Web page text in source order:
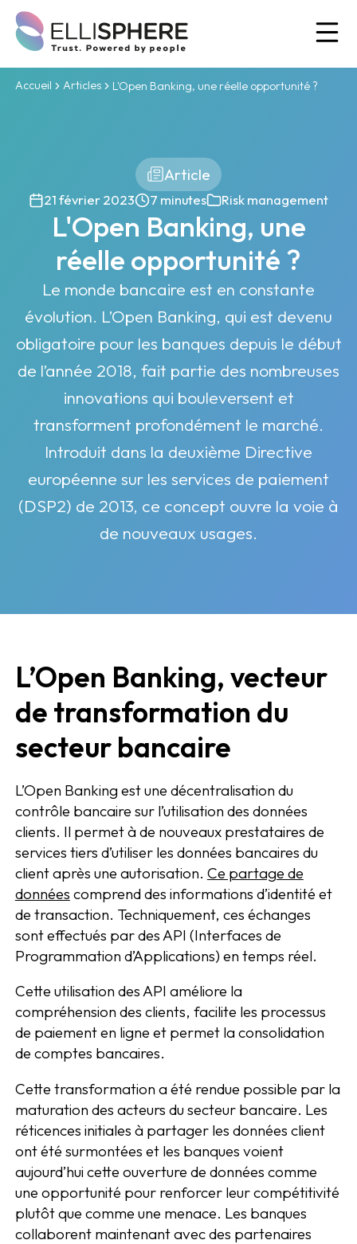
Accueil Articles L'Open Banking, une réelle opportunité ?
Article
21 février 2023 7 minutes Risk management
L'Open Banking, une
réelle opportunité ?
Le monde bancaire est en constante
évolution. L’Open Banking, qui est devenu
obligatoire pour les banques depuis le début
de l’année 2018, fait partie des nombreuses
innovations qui bouleversent et
transforment profondément le marché.
Introduit dans la deuxième Directive
européenne sur les services de paiement
(DSP2) de 2013, ce concept ouvre la voie à
de nouveaux usages.
L’Open Banking, vecteur
de transformation du
secteur bancaire
L’Open Banking est une décentralisation du
contrôle bancaire sur l’utilisation des données
clients. Il permet à de nouveaux prestataires de
services tiers d’utiliser les données bancaires du
client après une autorisation. Ce partage de
données comprend des informations d’identité et
de transaction. Techniquement, ces échanges
sont effectués par des API (Interfaces de
Programmation d’Applications) en temps réel.
Cette utilisation des API améliore la
compréhension des clients, facilite les processus
de paiement en ligne et permet la consolidation
de comptes bancaires.
Cette transformation a été rendue possible par la
maturation des acteurs du secteur bancaire. Les
réticences initiales à partager les données client
ont été surmontées et les banques voient
aujourd’hui cette ouverture de données comme
une opportunité pour renforcer leur compétitivité
plutôt que comme une menace. Les banques
collaborent maintenant avec des partenaires